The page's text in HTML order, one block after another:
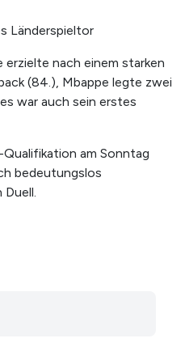
Länderspieltor
erzielte nach einem starken
(84.), Mbappe legte zwei
war auch sein erstes
am Sonntag
bedeutungslos